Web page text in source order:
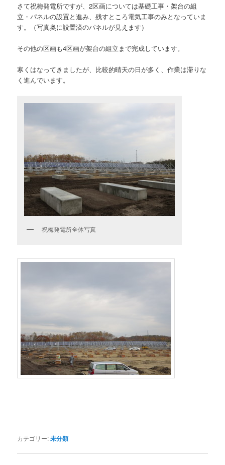
さて祝梅発電所ですが、2区画については基礎工事・架台の組
立・パネルの設置と進み、残すところ電気工事のみとなっていま
す。（写真奥に設置済のパネルが見えます）
その他の区画も4区画が架台の組立まで完成しています。
寒くはなってきましたが、比較的晴天の日が多く、作業は滞りな
く進んでいます。
祝梅発電所全体写真
カテゴリー:未分類